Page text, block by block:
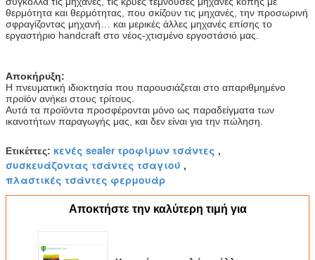
θερμότητα και θερμότητας, που σκίζουν τις μηχανές, την προσωρινή
σφραγίζοντας μηχανή… και μερικές άλλες μηχανές επίσης το
εργαστήριο handcraft στο νέος-χτισμένο εργοστάσιό μας.
Αποκήρυξη:
Η πνευματική ιδιοκτησία που παρουσιάζεται στο απαριθμημένο
προϊόν ανήκει στους τρίτους.
Αυτά τα προϊόντα προσφέρονται μόνο ως παραδείγματα των
ικανοτήτων παραγωγής μας, και δεν είναι για την πώληση.
Ετικέττες: κενές sealer τροφίμων τσάντες ,
συσκευάζοντας τσάντες τσαγιού ,
πλαστικές τσάντες φερμουάρ
Αποκτήστε την καλύτερη τιμή για